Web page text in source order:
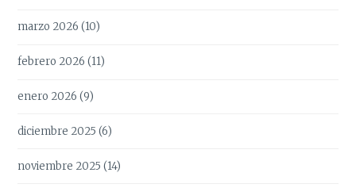
marzo 2026 (10)
febrero 2026 (11)
enero 2026 (9)
diciembre 2025 (6)
noviembre 2025 (14)